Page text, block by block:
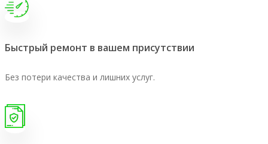
Быстрый ремонт в вашем присутствии
Без потери качества и лишних услуг.